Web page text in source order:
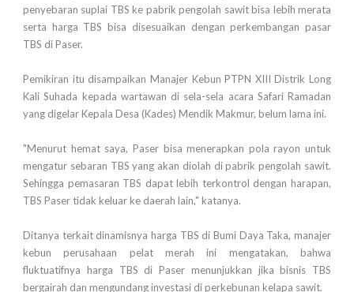
penyebaran suplai TBS ke pabrik pengolah sawit bisa lebih merata
serta harga TBS bisa disesuaikan dengan perkembangan pasar
TBS di Paser.
Pemikiran itu disampaikan Manajer Kebun PTPN XIII Distrik Long
Kali Suhada kepada wartawan di sela-sela acara Safari Ramadan
yang digelar Kepala Desa (Kades) Mendik Makmur, belum lama ini.
"Menurut hemat saya, Paser bisa menerapkan pola rayon untuk
mengatur sebaran TBS yang akan diolah di pabrik pengolah sawit.
Sehingga pemasaran TBS dapat lebih terkontrol dengan harapan,
TBS Paser tidak keluar ke daerah lain," katanya.
Ditanya terkait dinamisnya harga TBS di Bumi Daya Taka, manajer
kebun perusahaan pelat merah ini mengatakan, bahwa
fluktuatifnya harga TBS di Paser menunjukkan jika bisnis TBS
bergairah dan mengundang investasi di perkebunan kelapa sawit.